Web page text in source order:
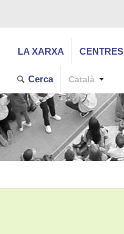
LA XARXA CENTRES
Cerca Català